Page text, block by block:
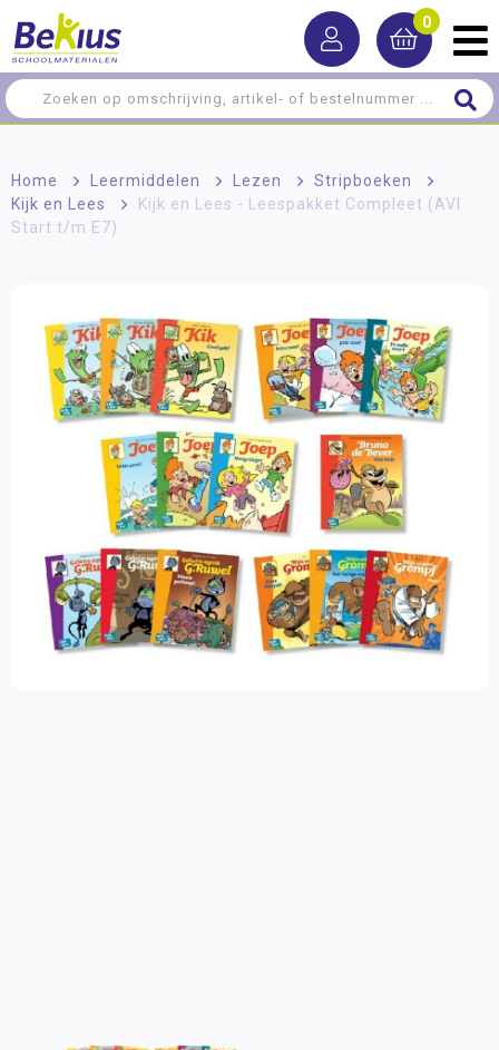
0
Home > Leermiddelen > Lezen > Stripboeken
>
Kijk en Lees
>
Kijk en Lees - Leespakket Compleet (AVI
Start t/m E7)